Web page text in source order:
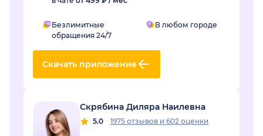
Безлимитные
обращения 24/7
В любом городе
Скачать приложение
Скрябина Диляра Наилевна
5.0 1975 отзывов и 602 оценки